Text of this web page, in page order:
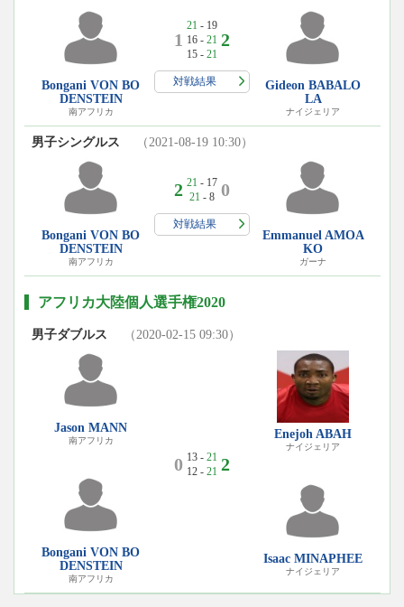
Bongani VON BO
DENSTEIN
南アフリカ
1
21 - 19
16 - 21
15 - 21
2
対戦結果
Gideon BABALO
LA
ナイジェリア
男子シングルス （2021-08-19 10:30）
Bongani VON BO
DENSTEIN
南アフリカ
2 21 - 17
21 - 8 0
対戦結果
Emmanuel AMOA
KO
ガーナ
アフリカ大陸個人選手権2020
男子ダブルス （2020-02-15 09:30）
Jason MANN
南アフリカ
Bongani VON BO
DENSTEIN
南アフリカ
0 13 - 21
12 - 21 2
Enejoh ABAH
ナイジェリア
Isaac MINAPHEE
ナイジェリア